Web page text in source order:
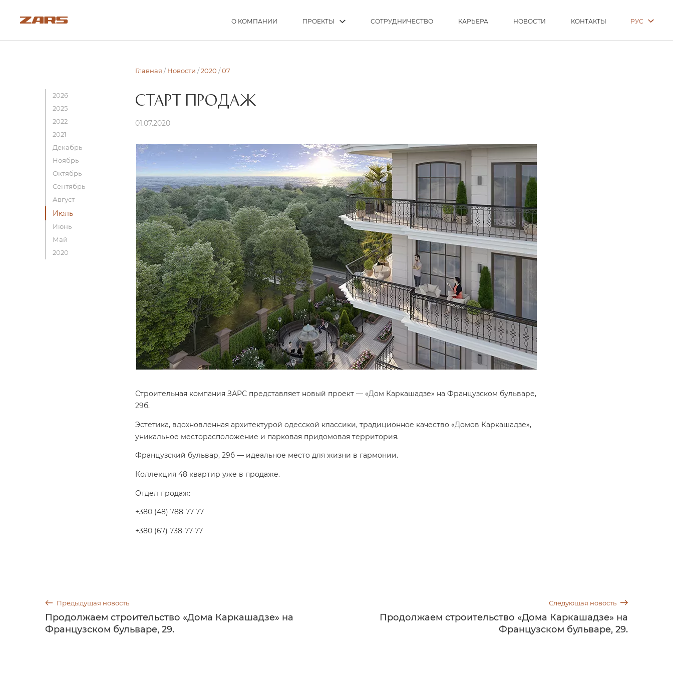
О КОМПАНИИ ПРОЕКТЫ СОТРУДНИЧЕСТВО КАРЬЕРА НОВОСТИ КОНТАКТЫ РУС
Главная /Новости /2020 /07
2026
2025
2022
2021
Декабрь
Ноябрь
Октябрь
Сентябрь
Август
Июль
Июнь
Май
2020
СТАРТ ПРОДАЖ
01.07.2020
Строительная компания ЗАРС представляет новый проект — «Дом Каркашадзе» на Французском бульваре,
29б.
Эстетика, вдохновленная архитектурой одесской классики, традиционное качество «Домов Каркашадзе»,
уникальное месторасположение и парковая придомовая территория.
Французский бульвар, 29б — идеальное место для жизни в гармонии.
Коллекция 48 квартир уже в продаже.
Отдел продаж:
+380 (48) 788-77-77
+380 (67) 738-77-77
Предыдущая новость
Продолжаем строительство «Дома Каркашадзе» на
Французском бульваре, 29.
Следующая новость
Продолжаем строительство «Дома Каркашадзе» на
Французском бульваре, 29.